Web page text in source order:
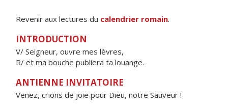
Revenir aux lectures du calendrier romain.
INTRODUCTION
V/ Seigneur, ouvre mes lèvres,
R/ et ma bouche publiera ta louange.
ANTIENNE INVITATOIRE
Venez, crions de joie pour Dieu, notre Sauveur !